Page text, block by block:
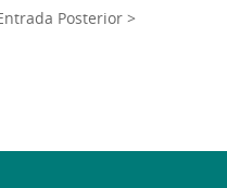
Posterior >